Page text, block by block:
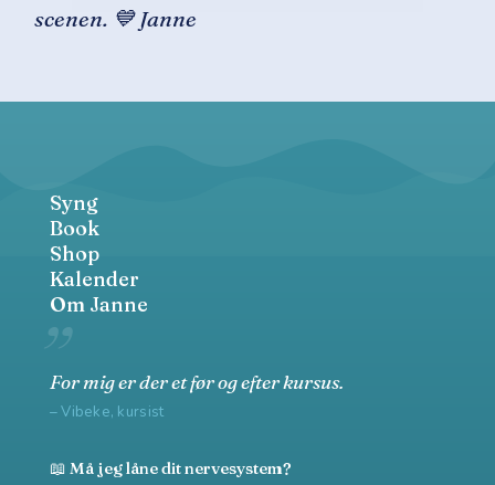
scenen. 💙 Janne
Syng
Book
Shop
Kalender
Om Janne
For mig er der et før og efter kursus.
– Vibeke, kursist
📖 Må jeg låne dit nervesystem?